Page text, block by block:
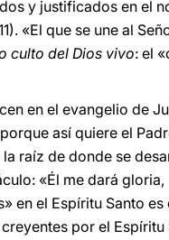
y justificados en el
«El que se une al
culto del Dios vivo: el
en el evangelio de
así quiere el
raíz de donde se
«Él me dará gloria,
en el Espíritu Santo es
por el Espíritu